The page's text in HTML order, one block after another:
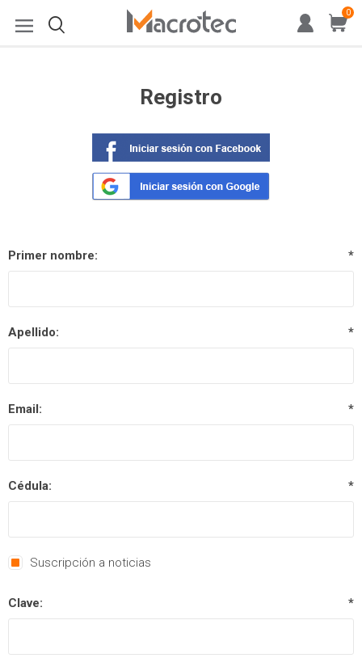
0
Registro
Primer nombre: *
Apellido: *
Email: *
Cédula: *
Suscripción a noticias
Clave: *